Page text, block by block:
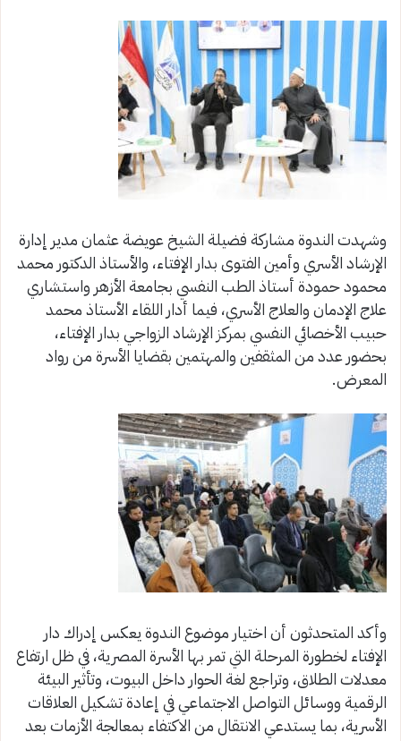
وشهدت الندوة مشاركة فضيلة الشيخ عويضة عثمان مدير إدارة
الإرشاد الأسري وأمين الفتوى بدار الإفتاء، والأستاذ الدكتور محمد
محمود حمودة أستاذ الطب النفسي بجامعة الأزهر واستشاري
علاج الإدمان والعلاج الأسري، فيما أدار اللقاء الأستاذ محمد
حبيب الأخصائي النفسي بمركز الإرشاد الزواجي بدار الإفتاء،
بحضور عدد من المثقفين والمهتمين بقضايا الأسرة من رواد
المعرض.
وأكد المتحدثون أن اختيار موضوع الندوة يعكس إدراك دار
الإفتاء لخطورة المرحلة التي تمر بها الأسرة المصرية، في ظل ارتفاع
معدلات الطلاق، وتراجع لغة الحوار داخل البيوت، وتأثير البيئة
الرقمية ووسائل التواصل الاجتماعي في إعادة تشكيل العلاقات
الأسرية، بما يستدعي الانتقال من الاكتفاء بمعالجة الأزمات بعد